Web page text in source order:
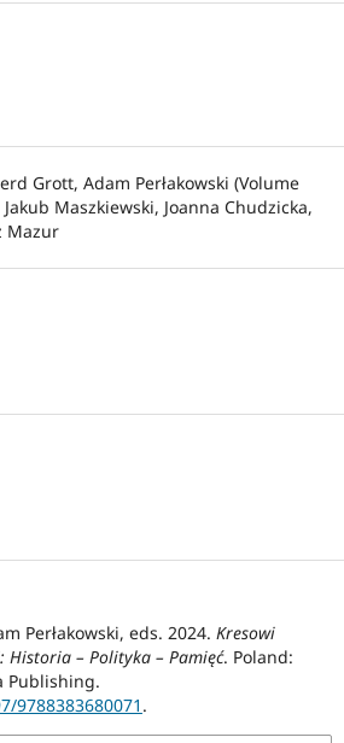
Grott, Adam Perłakowski (Volume
Maszkiewski, Joanna Chudzicka,
Mazur
Perłakowski, eds. 2024. Kresowi
Historia – Polityka – Pamięć. Poland:
Publishing.
9788383680071 .